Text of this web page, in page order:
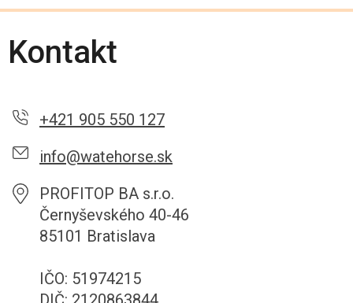
Kontakt
+421 905 550 127
info@watehorse.sk
PROFITOP BA s.r.o.
Černyševského 40-46
85101 Bratislava
IČO: 51974215